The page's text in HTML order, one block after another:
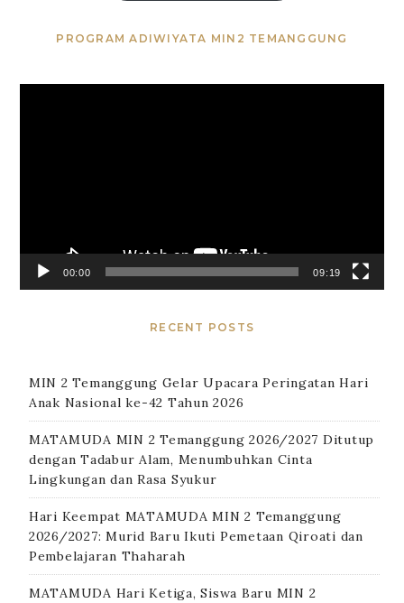
PROGRAM ADIWIYATA MIN2 TEMANGGUNG
00:00 09:19
RECENT POSTS
MIN 2 Temanggung Gelar Upacara Peringatan Hari
Anak Nasional ke-42 Tahun 2026
MATAMUDA MIN 2 Temanggung 2026/2027 Ditutup
dengan Tadabur Alam, Menumbuhkan Cinta
Lingkungan dan Rasa Syukur
Hari Keempat MATAMUDA MIN 2 Temanggung
2026/2027: Murid Baru Ikuti Pemetaan Qiroati dan
Pembelajaran Thaharah
MATAMUDA Hari Ketiga, Siswa Baru MIN 2